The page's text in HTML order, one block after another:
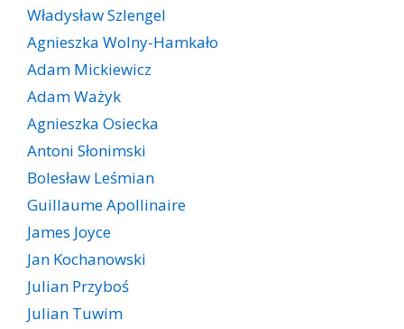
Władysław Szlengel
Agnieszka Wolny-Hamkało
Adam Mickiewicz
Adam Ważyk
Agnieszka Osiecka
Antoni Słonimski
Bolesław Leśmian
Guillaume Apollinaire
James Joyce
Jan Kochanowski
Julian Przyboś
Julian Tuwim